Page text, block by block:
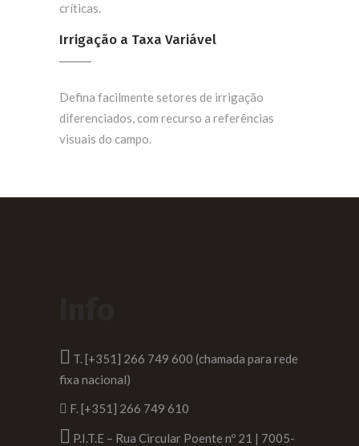
críticas.
Irrigação a Taxa Variável
Defina facilmente setores de irrigação
diferenciados, com recurso a referências
visuais do campo.
T. [+351] 266 749 600 (chamada para rede
fixa nacional)
F. [+351] 266 749 610
P.I.T.E – Rua Circular Poente nº 21 | 7005-